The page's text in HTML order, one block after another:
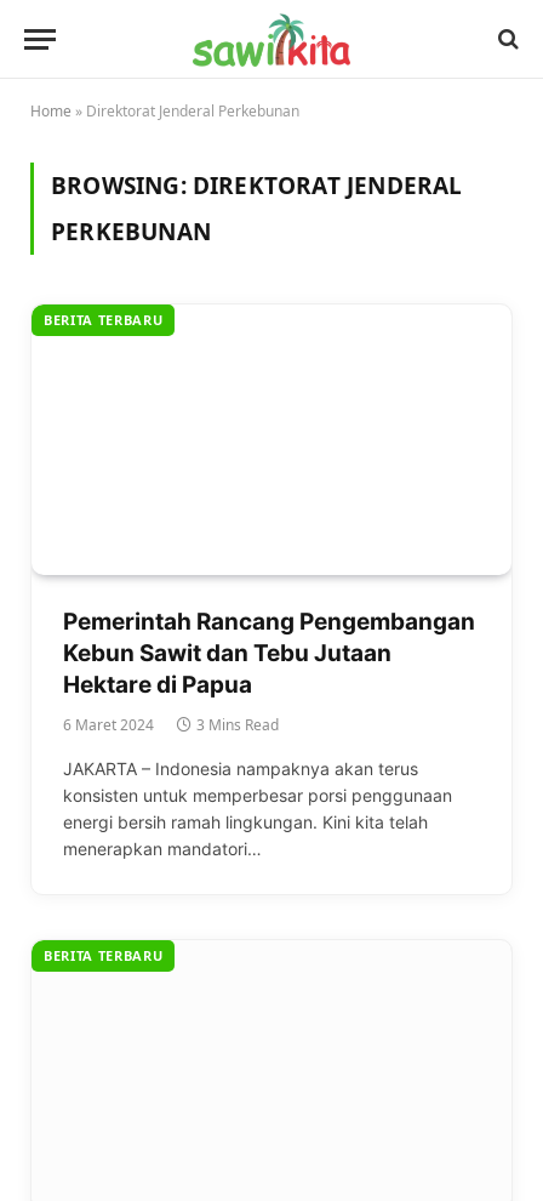
Home » Direktorat Jenderal Perkebunan
BROWSING: DIREKTORAT JENDERAL
PERKEBUNAN
BERITA TERBARU
Pemerintah Rancang Pengembangan
Kebun Sawit dan Tebu Jutaan
Hektare di Papua
6 Maret 2024 3 Mins Read
JAKARTA – Indonesia nampaknya akan terus
konsisten untuk memperbesar porsi penggunaan
energi bersih ramah lingkungan. Kini kita telah
menerapkan mandatori…
BERITA TERBARU